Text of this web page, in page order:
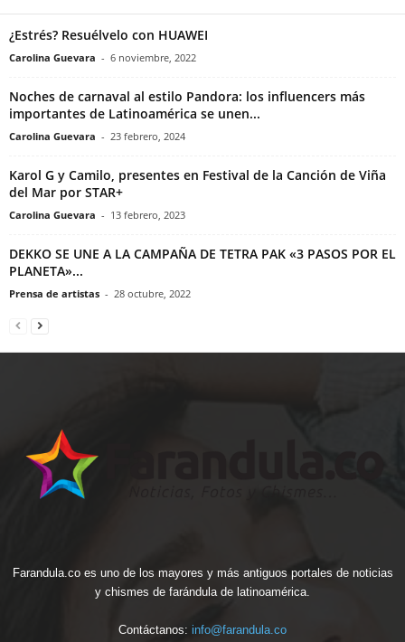
¿Estrés? Resuélvelo con HUAWEI
Carolina Guevara - 6 noviembre, 2022
Noches de carnaval al estilo Pandora: los influencers más
importantes de Latinoamérica se unen...
Carolina Guevara - 23 febrero, 2024
Karol G y Camilo, presentes en Festival de la Canción de Viña
del Mar por STAR+
Carolina Guevara - 13 febrero, 2023
DEKKO SE UNE A LA CAMPAÑA DE TETRA PAK «3 PASOS POR EL
PLANETA»...
Prensa de artistas - 28 octubre, 2022
Farandula.co es uno de los mayores y más antiguos portales de noticias
y chismes de farándula de latinoamérica.
Contáctanos: info@farandula.co